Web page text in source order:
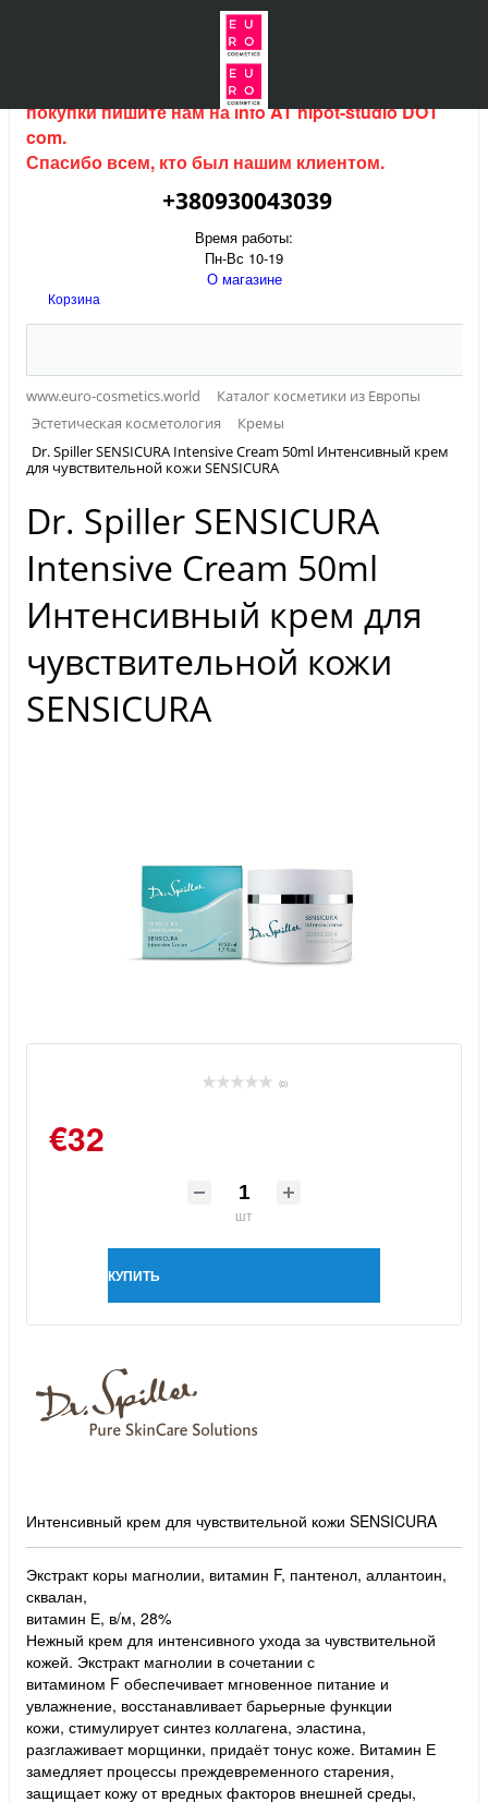
Интернет магазин (данный сайт) продается, для
покупки пишите нам наinfo AT hipot-studio DOT
com.
Спасибо всем, кто был нашим клиентом.
+380930043039
Время работы:
Пн-Вс 10-19
О магазине
Корзина
www.euro-cosmetics.world
Каталог косметики из Европы
Эстетическая косметология
Кремы
Dr. Spiller SENSICURA Intensive Cream 50ml Интенсивный крем
для чувствительной кожи SENSICURA
Dr. Spiller SENSICURA
Intensive Cream 50ml
Интенсивный крем для
чувствительной кожи
SENSICURA
(0)
€32
шт
КУПИТЬ
Интенсивный крем для чувствительной кожи SENSICURA
Экстракт коры магнолии, витамин F, пантенол, аллантоин,
сквалан,
витамин Е, в/м, 28%
Нежный крем для интенсивного ухода за чувствительной
кожей. Экстракт магнолии в сочетании с
витамином F обеспечивает мгновенное питание и
увлажнение, восстанавливает барьерные функции
кожи, стимулирует синтез коллагена, эластина,
разглаживает морщинки, придаёт тонус коже. Витамин Е
замедляет процессы преждевременного старения,
защищает кожу от вредных факторов внешней среды,